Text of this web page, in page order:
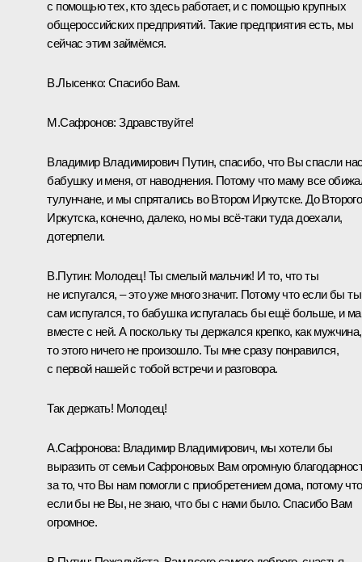
с помощью тех, кто здесь работает, и с помощью крупных
общероссийских предприятий. Такие предприятия есть, мы
сейчас этим займёмся.
В.Лысенко: Спасибо Вам.
М.Сафронов:Здравствуйте!
Владимир Владимирович Путин, спасибо, что Вы спасли
бабушку и меня, от наводнения. Потому что маму все
тулунчане, и мы спрятались во Втором Иркутске. До Второго
Иркутска, конечно, далеко, но мы всё-таки туда доехали,
дотерпели.
В.Путин: Молодец! Ты смелый мальчик! И то, что ты
не испугался, – это уже много значит. Потому что если бы ты
сам испугался, то бабушка испугалась бы ещё больше, и
вместе с ней. А поскольку ты держался крепко, как мужчина,
то этого ничего не произошло. Ты мне сразу понравился,
с первой нашей с тобой встречи и разговора.
Так держать! Молодец!
А.Сафронова: Владимир Владимирович, мы хотели бы
выразить от семьи Сафроновых Вам огромную
за то, что Вы нам помогли с приобретением дома, потому что
если бы не Вы, не знаю, что бы с нами было. Спасибо Вам
огромное.